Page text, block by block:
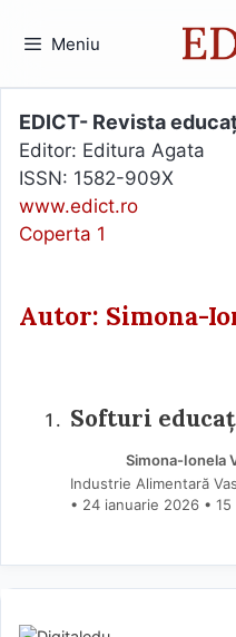
Meniu
EDICT- Revista
Editor: Editura Agata
ISSN: 1582-909X
www.edict.ro
Coperta 1
Autor: Simona-
Softuri
Simona-Ionela
Industrie Alimentară
24 ianuarie 2026 •